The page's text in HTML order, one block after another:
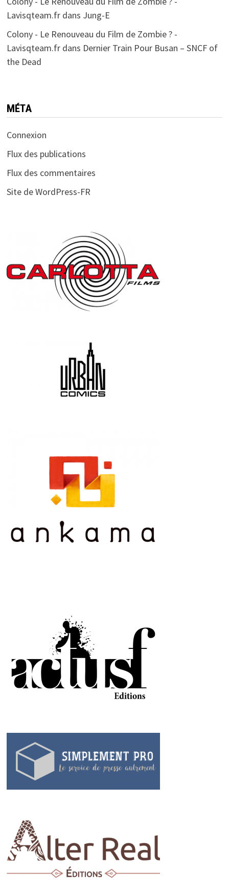
Lavisqteam.frdans Jung-E
Colony - Le Renouveau du Film de Zombie ? -
Lavisqteam.frdans Dernier Train Pour Busan – SNCF of
the Dead
MÉTA
Connexion
Flux des publications
Flux des commentaires
Site de WordPress-FR